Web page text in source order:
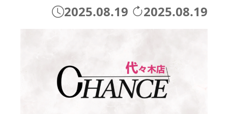
2025.08.19 2025.08.19